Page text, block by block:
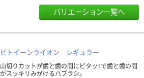
バリエーション一覧へ
ビトイーンライオン レギュラー
山切りカットが歯と歯の間にピタッ！で歯と歯の間
がスッキリみがけるハブラシ。